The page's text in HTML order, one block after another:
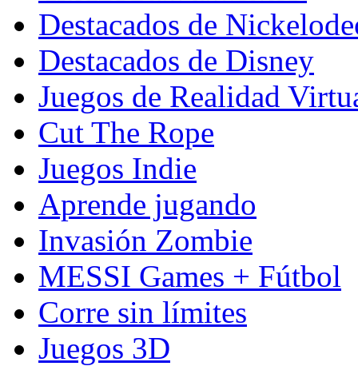
Destacados de
Destacados de Disney
Juegos de Realidad
Cut The Rope
Juegos Indie
Aprende jugando
Invasión Zombie
MESSI Games + Fútbol
Corre sin límites
Juegos 3D